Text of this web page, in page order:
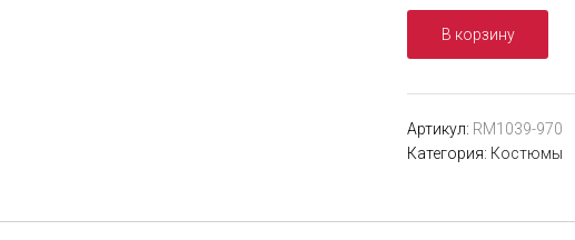
В корзину
Артикул: RM1039-970
Категория: Костюмы